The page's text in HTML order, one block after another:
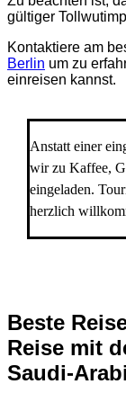
gültiger
Kontaktiere am
Berlin um zu
einreisen kannst.
Anstatt einer
wir zu Kaffee,
eingeladen.
herzlich
Beste
Reise mit
Saudi-